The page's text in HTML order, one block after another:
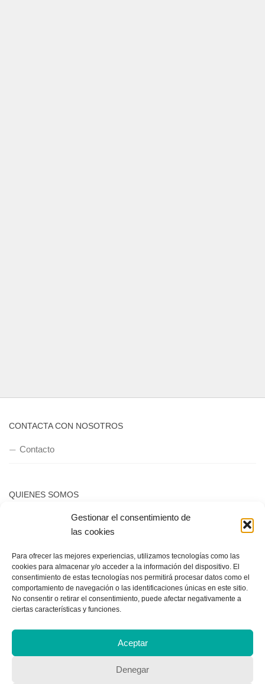
Gestionar el consentimiento de
las cookies
Para ofrecer las mejores experiencias, utilizamos tecnologías como las
cookies para almacenar y/o acceder a la información del dispositivo. El
consentimiento de estas tecnologías nos permitirá procesar datos como el
comportamiento de navegación o las identificaciones únicas en este sitio.
No consentir o retirar el consentimiento, puede afectar negativamente a
ciertas características y funciones.
Aceptar
Denegar
CONTACTA CON NOSOTROS